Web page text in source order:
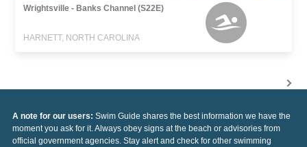
Wrightsville - Banks Channel (S22E)
HARNETT, NORTH CAROLINA
A note for our users: Swim Guide shares the best information we have the
moment you ask for it. Always obey signs at the beach or advisories from
official government agencies. Stay alert and check for other swimming